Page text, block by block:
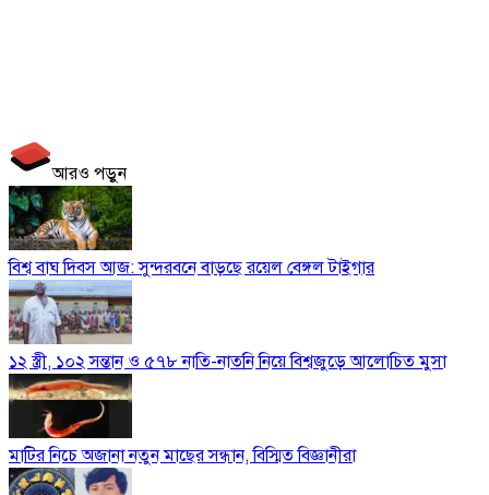
আরও পড়ুন
বিশ্ব বাঘ দিবস আজ: সুন্দরবনে বাড়ছে রয়েল বেঙ্গল টাইগার
১২ স্ত্রী, ১০২ সন্তান ও ৫৭৮ নাতি-নাতনি নিয়ে বিশ্বজুড়ে আলোচিত মুসা
মাটির নিচে অজানা নতুন মাছের সন্ধান, বিস্মিত বিজ্ঞানীরা